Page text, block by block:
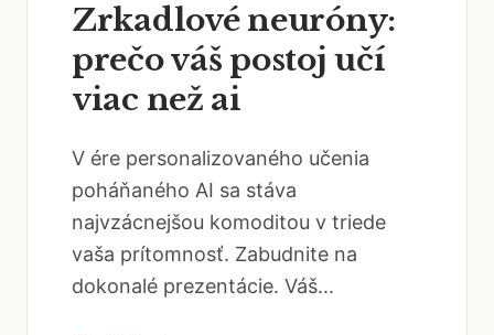
Zrkadlové neuróny:
prečo váš postoj učí
viac než ai
V ére personalizovaného učenia
poháňaného AI sa stáva
najvzácnejšou komoditou v triede
vaša prítomnosť. Zabudnite na
dokonalé prezentácie. Váš...